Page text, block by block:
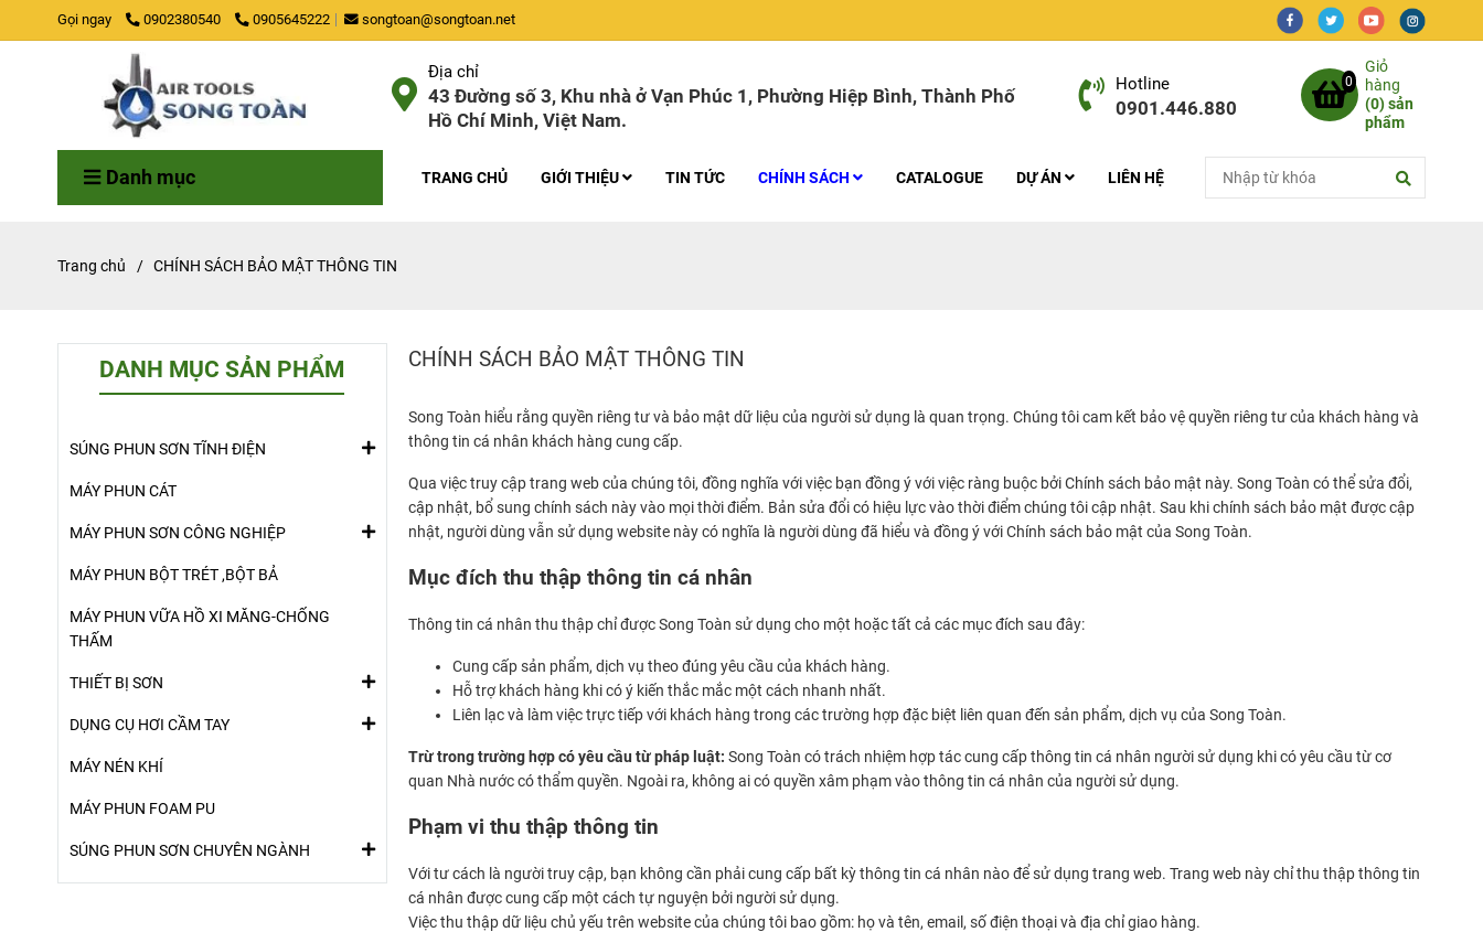
Gọi ngay 0902380540 0905645222 songtoan@songtoan.net
Địa chỉ
43 Đường số 3, Khu nhà ở Vạn Phúc 1, Phường Hiệp Bình, Thành Phố
Hồ Chí Minh, Việt Nam.
Hotline
0901.446.880
0
Giỏ
hàng
(0) sản
phẩm
Danh mục TRANG CHỦ GIỚI THIỆU TIN TỨC CHÍNH SÁCH CATALOGUE DỰ ÁN LIÊN HỆ
Trang chủ / CHÍNH SÁCH BẢO MẬT THÔNG TIN
CHÍNH SÁCH BẢO MẬT THÔNG TIN
Song Toàn hiểu rằng quyền riêng tư và bảo mật dữ liệu của người sử dụng là quan trọng. Chúng tôi cam kết bảo vệ quyền riêng tư của khách hàng và
thông tin cá nhân khách hàng cung cấp.
Qua việc truy cập trang web của chúng tôi, đồng nghĩa với việc bạn đồng ý với việc ràng buộc bởi Chính sách bảo mật này. Song Toàn có thể sửa đổi,
cập nhật, bổ sung chính sách này vào mọi thời điểm. Bản sửa đổi có hiệu lực vào thời điểm chúng tôi cập nhật. Sau khi chính sách bảo mật được cập
nhật, người dùng vẫn sử dụng website này có nghĩa là người dùng đã hiểu và đồng ý với Chính sách bảo mật của Song Toàn.
Mục đích thu thập thông tin cá nhân
Thông tin cá nhân thu thập chỉ được Song Toàn sử dụng cho một hoặc tất cả các mục đích sau đây:
Cung cấp sản phẩm, dịch vụ theo đúng yêu cầu của khách hàng.
Hỗ trợ khách hàng khi có ý kiến thắc mắc một cách nhanh nhất.
Liên lạc và làm việc trực tiếp với khách hàng trong các trường hợp đặc biệt liên quan đến sản phẩm, dịch vụ của Song Toàn.
Trừ trong trường hợp có yêu cầu từ pháp luật: Song Toàn có trách nhiệm hợp tác cung cấp thông tin cá nhân người sử dụng khi có yêu cầu từ cơ
quan Nhà nước có thẩm quyền. Ngoài ra, không ai có quyền xâm phạm vào thông tin cá nhân của người sử dụng.
Phạm vi thu thập thông tin
Với tư cách là người truy cập, bạn không cần phải cung cấp bất kỳ thông tin cá nhân nào để sử dụng trang web. Trang web này chỉ thu thập thông tin
cá nhân được cung cấp một cách tự nguyện bởi người sử dụng.
Việc thu thập dữ liệu chủ yếu trên website của chúng tôi bao gồm: họ và tên, email, số điện thoại và địa chỉ giao hàng.
DANH MỤC SẢN PHẨM
SÚNG PHUN SƠN TĨNH ĐIỆN
MÁY PHUN CÁT
MÁY PHUN SƠN CÔNG NGHIỆP
MÁY PHUN BỘT TRÉT ,BỘT BẢ
MÁY PHUN VỮA HỒ XI MĂNG-CHỐNG
THẤM
THIẾT BỊ SƠN
DỤNG CỤ HƠI CẦM TAY
MÁY NÉN KHÍ
MÁY PHUN FOAM PU
SÚNG PHUN SƠN CHUYÊN NGÀNH